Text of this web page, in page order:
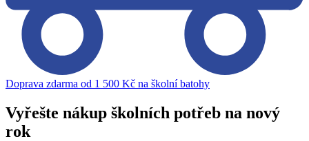
Doprava zdarma od 1 500 Kč na školní batohy
Vyřešte nákup školních potřeb na nový
rok